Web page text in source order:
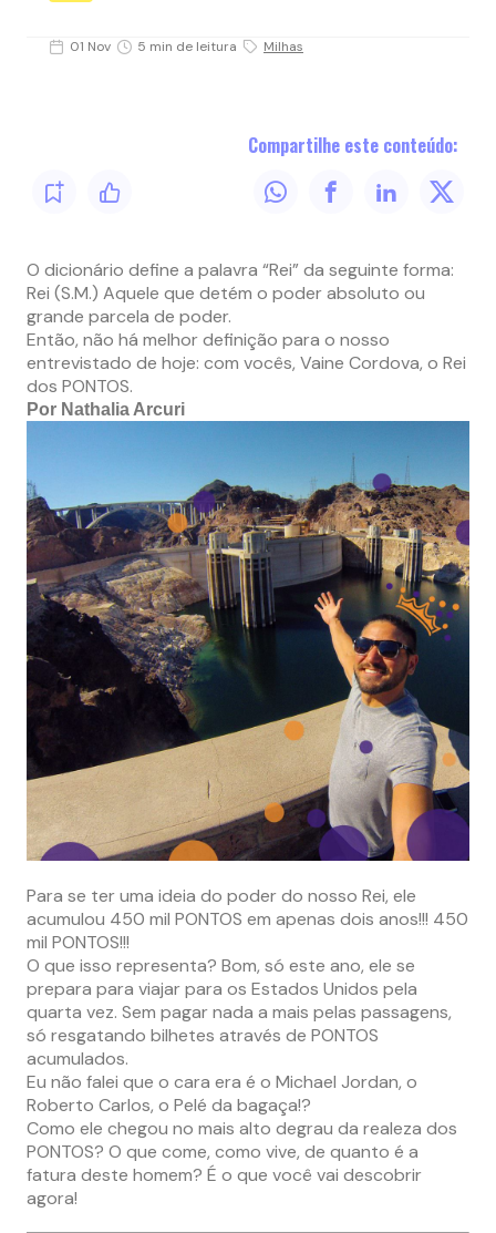
01 Nov 5 min de leitura Milhas
Compartilhe este conteúdo:
O dicionário define a palavra “Rei” da seguinte forma:
Rei (S.M.) Aquele que detém o poder absoluto ou
grande parcela de poder.
Então, não há melhor definição para o nosso
entrevistado de hoje: com vocês, Vaine Cordova, o Rei
dos PONTOS.
Por Nathalia Arcuri
Para se ter uma ideia do poder do nosso Rei, ele
acumulou 450 mil PONTOS em apenas dois anos!!! 450
mil PONTOS!!!
O que isso representa? Bom, só este ano, ele se
prepara para viajar para os Estados Unidos pela
quarta vez. Sem pagar nada a mais pelas passagens,
só resgatando bilhetes através de PONTOS
acumulados.
Eu não falei que o cara era é o Michael Jordan, o
Roberto Carlos, o Pelé da bagaça!?
Como ele chegou no mais alto degrau da realeza dos
PONTOS? O que come, como vive, de quanto é a
fatura deste homem? É o que você vai descobrir
agora!